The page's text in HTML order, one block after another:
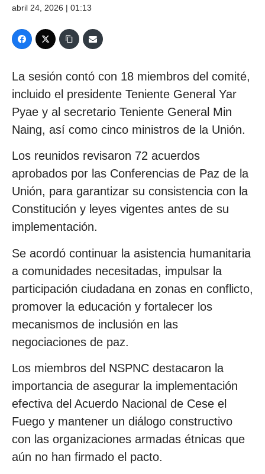
abril 24, 2026 | 01:13
La sesión contó con 18 miembros del comité,
incluido el presidente Teniente General Yar
Pyae y al secretario Teniente General Min
Naing, así como cinco ministros de la Unión.
Los reunidos revisaron 72 acuerdos
aprobados por las Conferencias de Paz de la
Unión, para garantizar su consistencia con la
Constitución y leyes vigentes antes de su
implementación.
Se acordó continuar la asistencia humanitaria
a comunidades necesitadas, impulsar la
participación ciudadana en zonas en conflicto,
promover la educación y fortalecer los
mecanismos de inclusión en las
negociaciones de paz.
Los miembros del NSPNC destacaron la
importancia de asegurar la implementación
efectiva del Acuerdo Nacional de Cese el
Fuego y mantener un diálogo constructivo
con las organizaciones armadas étnicas que
aún no han firmado el pacto.